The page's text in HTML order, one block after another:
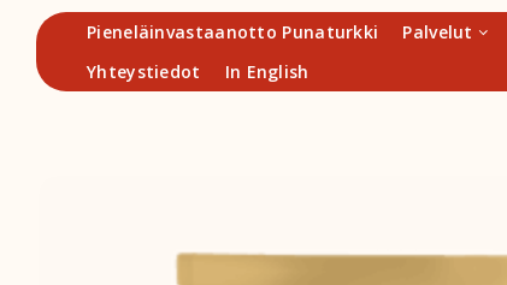
Hyppää
sisältöön
Pieneläinvastaanotto Punaturkki Palvelut
Yhteystiedot
In English